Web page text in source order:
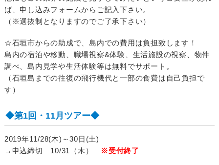
ば、申し込みフォームからご記入下さい。
（※選抜制となりますのでご了承下さい）
☆石垣市からの助成で、島内での費用は負担致します！
島内の宿泊や移動、職場視察&体験、生活施設の視察、物件
調べ、島内見学や生活体験等は無料でサポート。
（石垣島までの往復の飛行機代と一部の食費は自己負担で
す）
◆第1回・11月ツアー◆
2019年11/28(木)～30日(土)
→申込締切 10/31（木）
※受付終了